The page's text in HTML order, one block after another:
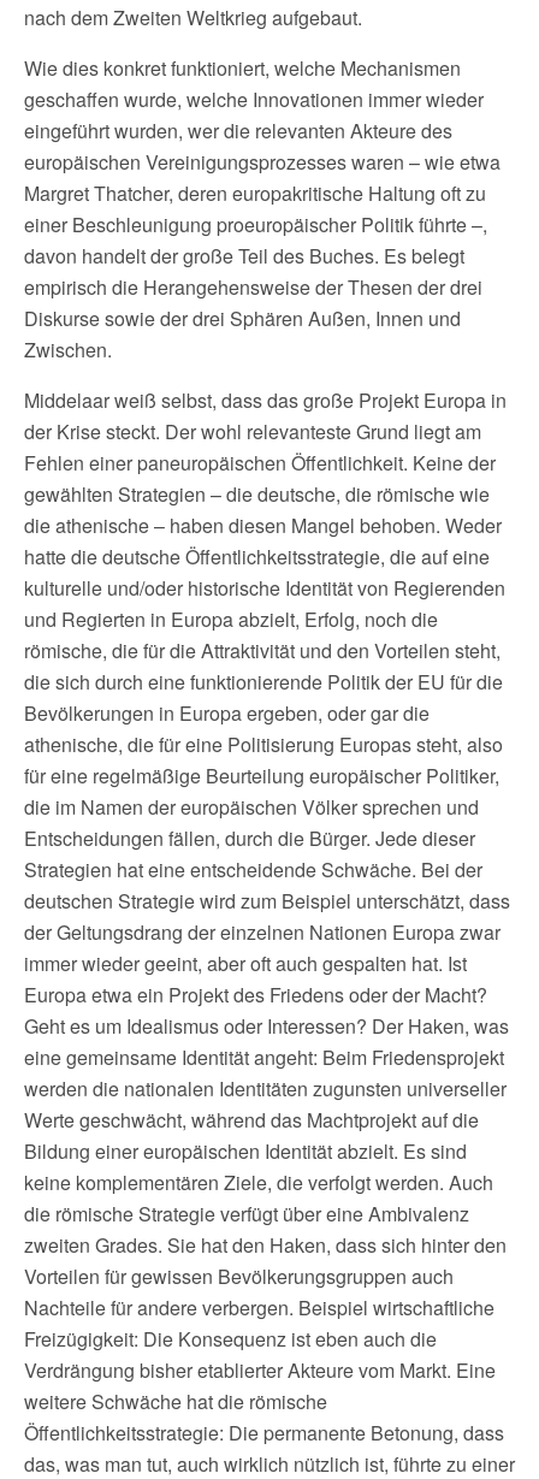
nach dem Zweiten Weltkrieg aufgebaut.
Wie dies konkret funktioniert, welche Mechanismen
geschaffen wurde, welche Innovationen immer wieder
eingeführt wurden, wer die relevanten Akteure des
europäischen Vereinigungsprozesses waren – wie etwa
Margret Thatcher, deren europakritische Haltung oft zu
einer Beschleunigung proeuropäischer Politik führte –,
davon handelt der große Teil des Buches. Es belegt
empirisch die Herangehensweise der Thesen der drei
Diskurse sowie der drei Sphären Außen, Innen und
Zwischen.
Middelaar weiß selbst, dass das große Projekt Europa in
der Krise steckt. Der wohl relevanteste Grund liegt am
Fehlen einer paneuropäischen Öffentlichkeit. Keine der
gewählten Strategien – die deutsche, die römische wie
die athenische – haben diesen Mangel behoben. Weder
hatte die deutsche Öffentlichkeitsstrategie, die auf eine
kulturelle und/oder historische Identität von Regierenden
und Regierten in Europa abzielt, Erfolg, noch die
römische, die für die Attraktivität und den Vorteilen steht,
die sich durch eine funktionierende Politik der EU für die
Bevölkerungen in Europa ergeben, oder gar die
athenische, die für eine Politisierung Europas steht, also
für eine regelmäßige Beurteilung europäischer Politiker,
die im Namen der europäischen Völker sprechen und
Entscheidungen fällen, durch die Bürger. Jede dieser
Strategien hat eine entscheidende Schwäche. Bei der
deutschen Strategie wird zum Beispiel unterschätzt, dass
der Geltungsdrang der einzelnen Nationen Europa zwar
immer wieder geeint, aber oft auch gespalten hat. Ist
Europa etwa ein Projekt des Friedens oder der Macht?
Geht es um Idealismus oder Interessen? Der Haken, was
eine gemeinsame Identität angeht: Beim Friedensprojekt
werden die nationalen Identitäten zugunsten universeller
Werte geschwächt, während das Machtprojekt auf die
Bildung einer europäischen Identität abzielt. Es sind
keine komplementären Ziele, die verfolgt werden. Auch
die römische Strategie verfügt über eine Ambivalenz
zweiten Grades. Sie hat den Haken, dass sich hinter den
Vorteilen für gewissen Bevölkerungsgruppen auch
Nachteile für andere verbergen. Beispiel wirtschaftliche
Freizügigkeit: Die Konsequenz ist eben auch die
Verdrängung bisher etablierter Akteure vom Markt. Eine
weitere Schwäche hat die römische
Öffentlichkeitsstrategie: Die permanente Betonung, dass
das, was man tut, auch wirklich nützlich ist, führte zu einer